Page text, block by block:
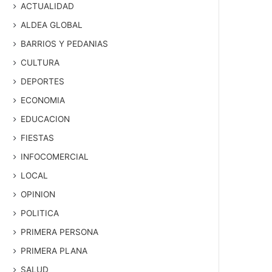
ACTUALIDAD
ALDEA GLOBAL
BARRIOS Y PEDANIAS
CULTURA
DEPORTES
ECONOMIA
EDUCACION
FIESTAS
INFOCOMERCIAL
LOCAL
OPINION
POLITICA
PRIMERA PERSONA
PRIMERA PLANA
SALUD